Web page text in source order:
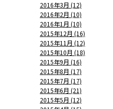
2016年3月 (12)
2016年2月 (10)
2016年1月 (10)
2015年12月 (16)
2015年11月 (12)
2015年10月 (18)
2015年9月 (16)
2015年8月 (17)
2015年7月 (17)
2015年6月 (21)
2015年5月 (12)